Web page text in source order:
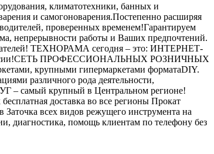
климатотехники, банных и
и самогоноварения.Постепенно расширяя
проверенных временем!Гарантируем
непрерывности работы и Ваших предпочтений.
ТЕХНОРАМА сегодня – это: ИНТЕРНЕТ-
России!СЕТЬ ПРОФЕССИОНАЛЬНЫХ РОЗНИЧНЫХ
крупными гипермаркетами форматаDIY.
различного рода деятельности,
– самый крупный в Центральном регионе!
доставка во все регионы Прокат
всех видов режущего инструмента на
диагностика, помощь клиентам по телефону без